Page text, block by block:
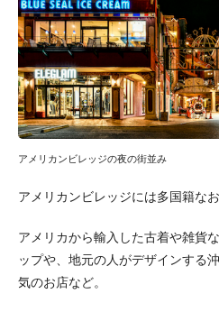
アメリカンビレッジの夜の街並み
アメリカンビレッジには多国籍な
アメリカから輸入した古着や雑貨
ップや、地元の人がデザインする
気のお店など。